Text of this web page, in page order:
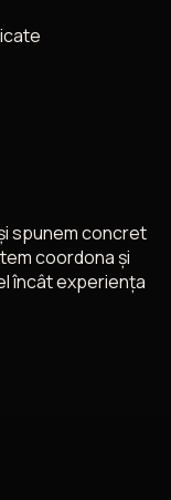
spunem concret
coordona și
încât experiența